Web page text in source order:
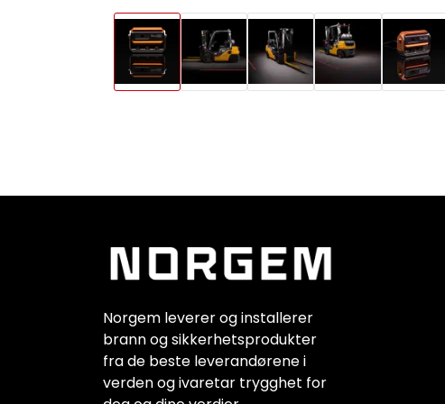
Norgem leverer og installerer
brann og sikkerhetsprodukter
fra de beste leverandørene i
verden og ivaretar trygghet for